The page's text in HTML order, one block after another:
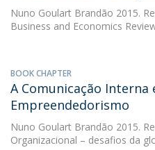
Nuno Goulart Brandão 2015.
Business and Economics
BOOK CHAPTER
A Comunicação Interna
Empreendedorismo
Nuno Goulart Brandão 2015.
Organizacional – desafios da